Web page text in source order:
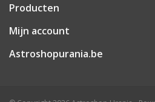
Producten
Mijn account
Astroshopurania.be